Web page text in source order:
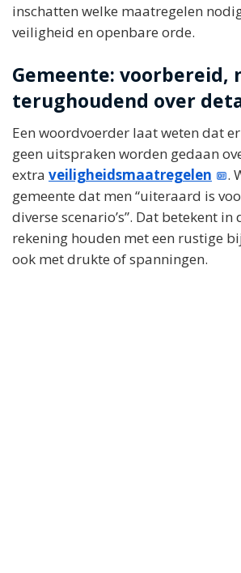
inschatten welke maatregelen
veiligheid en openbare orde.
Gemeente: voorbereid,
terughoudend over
Een woordvoerder laat weten dat
geen uitspraken worden gedaan
extra veiligheidsmaatregelen
.
gemeente dat men “uiteraard is
diverse scenario’s”. Dat betekent
rekening houden met een rustige
ook met drukte of spanningen.